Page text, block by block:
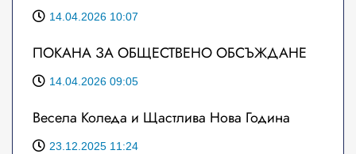
14.04.2026 10:07
ПОКАНА ЗА ОБЩЕСТВЕНО ОБСЪЖДАНЕ
14.04.2026 09:05
Весела Коледа и Щастлива Нова Година
23.12.2025 11:24